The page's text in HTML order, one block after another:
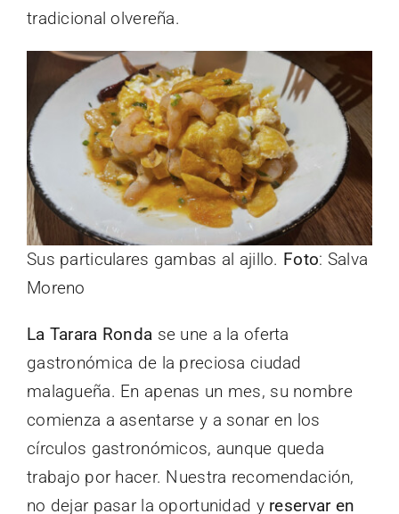
tradicional olvereña.
Sus particulares gambas al ajillo. Foto: Salva
Moreno
La Tarara Ronda se une a la oferta
gastronómica de la preciosa ciudad
malagueña. En apenas un mes, su nombre
comienza a asentarse y a sonar en los
círculos gastronómicos, aunque queda
trabajo por hacer. Nuestra recomendación,
no dejar pasar la oportunidad yreservar en